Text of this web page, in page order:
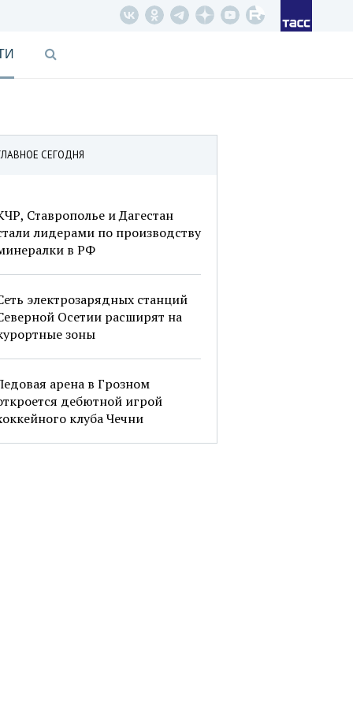
СЕГОДНЯ
Ставрополье и Дагестан
лидерами по производству
в РФ
электрозарядных станций
Осетии расширят на
зоны
арена в Грозном
дебютной игрой
клуба Чечни